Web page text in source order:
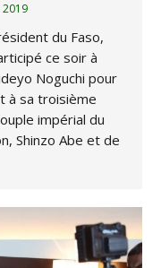
du Faso,
ce soir à
Noguchi pour
à sa troisième
impérial du
Shinzo Abe et de